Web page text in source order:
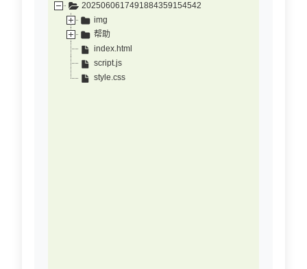
2025060617491884359154542
img
帮助
index.html
script.js
style.css